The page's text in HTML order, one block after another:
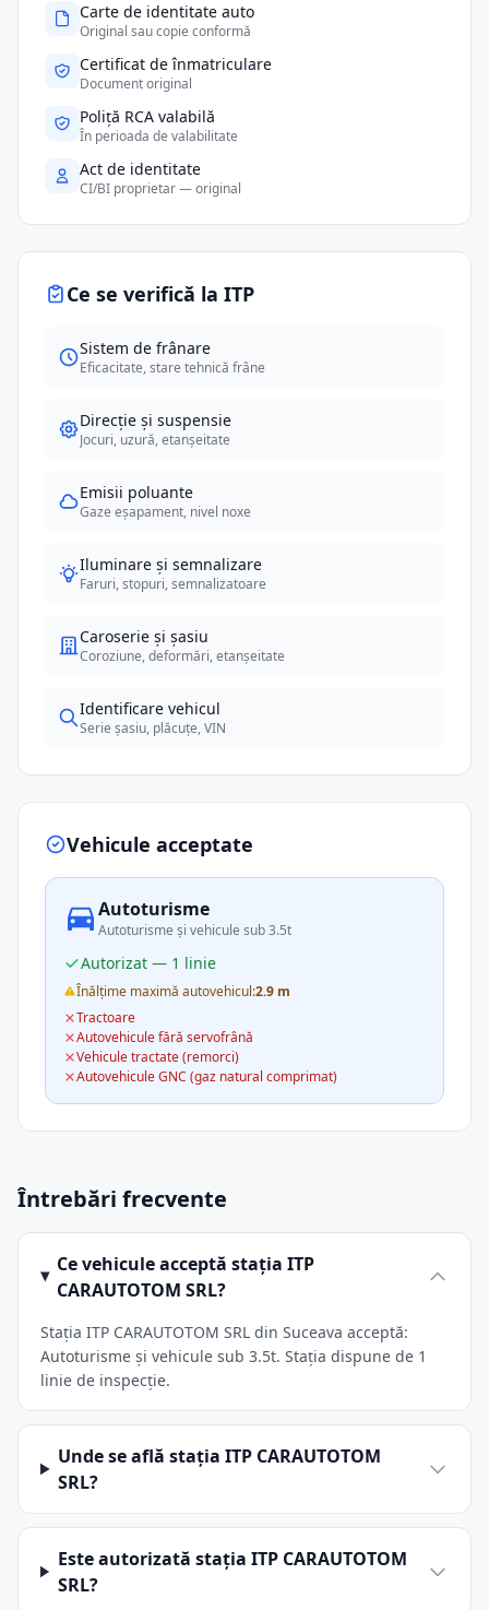
Carte de identitate auto
Original sau copie conformă
Certificat de înmatriculare
Document original
Poliță RCA valabilă
În perioada de valabilitate
Act de identitate
CI/BI proprietar — original
Ce se verifică la ITP
Sistem de frânare
Eficacitate, stare tehnică frâne
Direcție și suspensie
Jocuri, uzură, etanșeitate
Emisii poluante
Gaze eșapament, nivel noxe
Iluminare și semnalizare
Faruri, stopuri, semnalizatoare
Caroserie și șasiu
Coroziune, deformări, etanșeitate
Identificare vehicul
Serie șasiu, plăcuțe, VIN
Vehicule acceptate
Autoturisme
Autoturisme și vehicule sub 3.5t
Autorizat — 1 linie
Înălțime maximă autovehicul:2.9 m
Tractoare
Autovehicule fără servofrână
Vehicule tractate (remorci)
Autovehicule GNC (gaz natural comprimat)
Întrebări frecvente
Ce vehicule acceptă stația ITP
CARAUTOTOM SRL?
Stația ITP CARAUTOTOM SRL din Suceava acceptă:
Autoturisme și vehicule sub 3.5t. Stația dispune de 1
linie de inspecție.
Unde se află stația ITP CARAUTOTOM
SRL?
Este autorizată stația ITP CARAUTOTOM
SRL?